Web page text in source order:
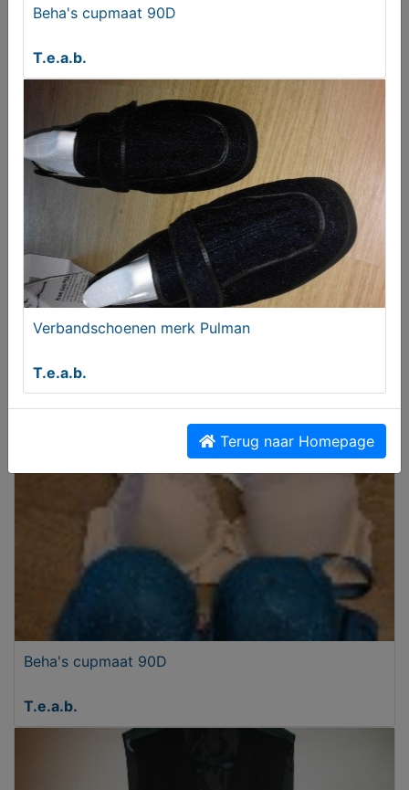
€ 5,00
T.e.a.b.
Beha's cupmaat 90D
T.e.a.b.
Beha's cupmaat 90D
T.e.a.b.
Verbandschoenen merk Pulman
T.e.a.b.
Terug naar Homepage